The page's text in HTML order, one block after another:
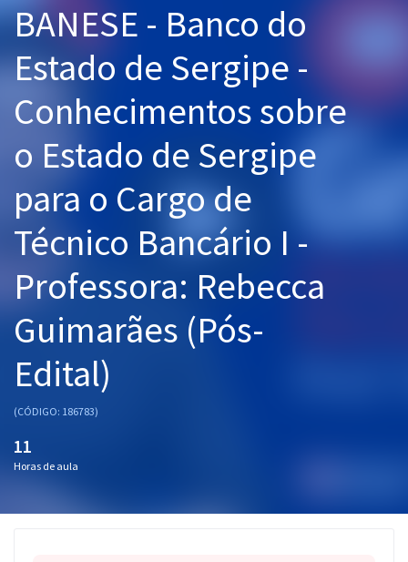
Cursos 20% OFF
Pós
Graduação
OAB
Questões grátis
Conteúdo gratuito
Aprovados
Atendimento
BANESE - Banco do
Estado de Sergipe -
Conhecimentos sobre
o Estado de Sergipe
para o Cargo de
Técnico Bancário I -
Professora: Rebecca
Guimarães (Pós-
Edital)
(CÓDIGO: 186783)
11
Horas de aula